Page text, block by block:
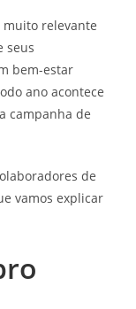
relevante
seus
bem-estar
ano acontece
campanha de
de
vamos explicar